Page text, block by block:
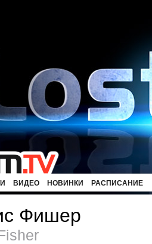
ВИДЕО НОВИНКИ РАСПИСАНИЕ
Фишер